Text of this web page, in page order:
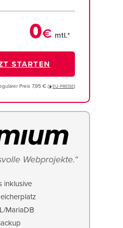
0€ mtl.*
STARTEN
Preis 7,95 € ( EU−PREISE)
Webprojekte.“
inklusive
MariaDB